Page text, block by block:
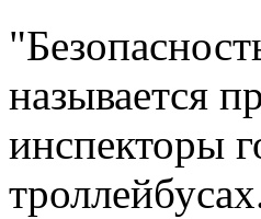
называется
инспекторы